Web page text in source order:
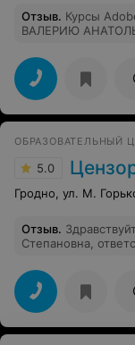
Отзыв. Курсы
ВАЛЕРИЮ
отзывчивость и
Эти курсы
просторах
Преподаватель до
успехами.
ОБРАЗОВАТЕЛЬНЫЙ
5.0
Гродно, ул. М.
Отзыв.
Степановна,
Атмосфера на
удовольствием!